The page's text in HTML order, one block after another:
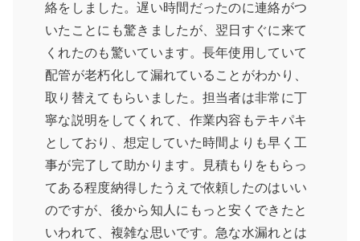
絡をしました。遅い時間だったのに連絡がつ
いたことにも驚きましたが、翌日すぐに来て
くれたのも驚いています。長年使用していて
配管が老朽化して漏れていることがわかり、
取り替えてもらいました。担当者は非常に丁
寧な説明をしてくれて、作業内容もテキパキ
としており、想定していた時間よりも早く工
事が完了して助かります。見積もりをもらっ
てある程度納得したうえで依頼したのはいい
のですが、後から知人にもっと安くできたと
いわれて、複雑な思いです。急な水漏れとは